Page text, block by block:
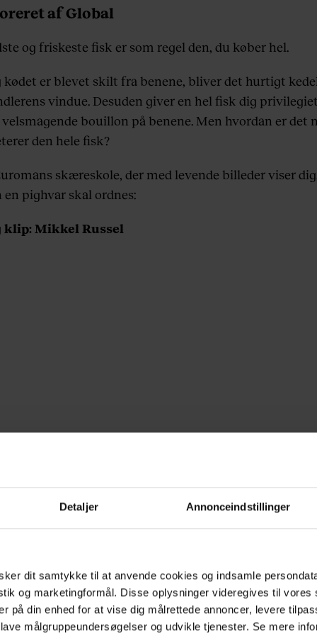
Detaljer Annonceindstillinger
dit samtykke til at anvende cookies og indsamle
og marketingformål. Disse oplysninger videregives til vores
på din enhed for at vise dig målrettede annoncer, levere
målgruppeundersøgelser og udvikle tjenester. Se mere
af Global
og friskeste fisk er som regel den, du køber hel.
kødet er blevet skilt fra benene, bliver det hurtigt
vindue. Desuden giver en hel fisk dig
bouillon på benene. Men hvordan er det
den hele fisk?
skæreskole, der med levende billeder viser
en pighvar skal ordnes:
klip: Mikkel Russel
du opskriften:
du bruge til 2